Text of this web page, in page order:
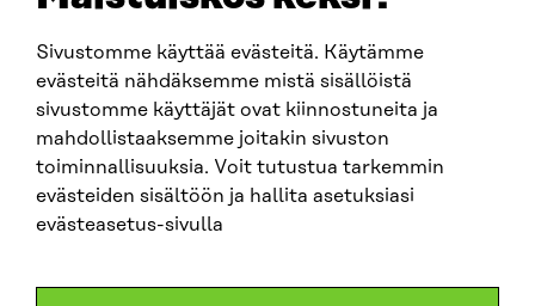
Sivustomme käyttää evästeitä. Käytämme
evästeitä nähdäksemme mistä sisällöistä
sivustomme käyttäjät ovat kiinnostuneita ja
mahdollistaaksemme joitakin sivuston
toiminnallisuuksia. Voit tutustua tarkemmin
evästeiden sisältöön ja hallita asetuksiasi
evästeasetus-sivulla
SITRA SOSIAALISESSA MEDIASSA
LinkedIn
Instagram
YouTube